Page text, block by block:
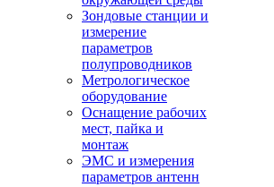
Зондовые станции и
измерение
параметров
полупроводников
Метрологическое
оборудование
Оснащение рабочих
мест, пайка и
монтаж
ЭМС и измерения
параметров антенн